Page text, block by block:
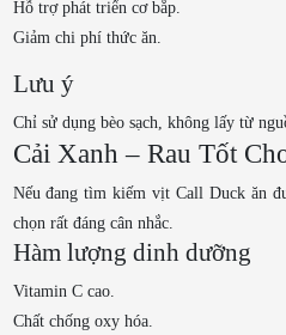
Hỗ trợ phát triển cơ bắp.
Giảm chi phí thức ăn.
Lưu ý
Chỉ sử dụng bèo sạch, không lấy từ
Cải Xanh – Rau Tốt
Nếu đang tìm kiếm vịt Call Duck ăn
chọn rất đáng cân nhắc.
Hàm lượng dinh dưỡng
Vitamin C cao.
Chất chống oxy hóa.